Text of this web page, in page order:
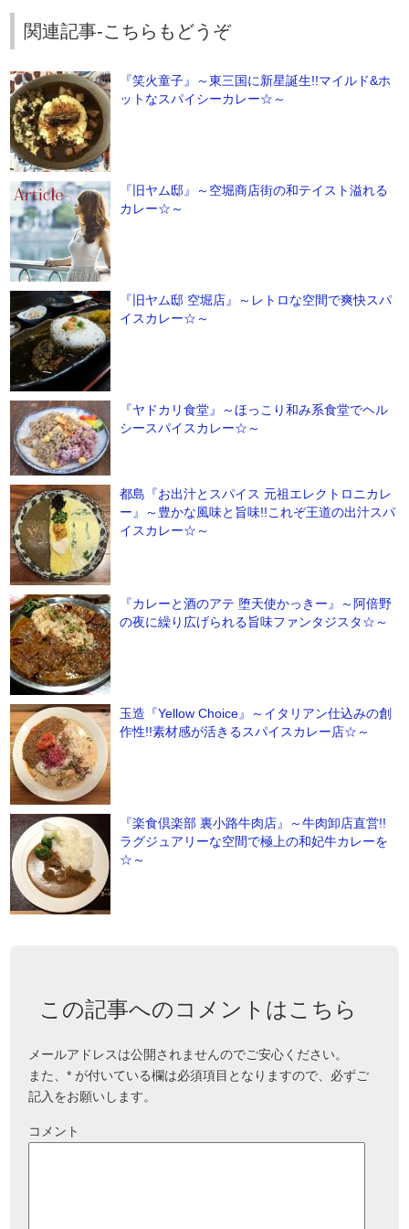
関連記事-こちらもどうぞ
『笑火童子』～東三国に新星誕生!!マイルド&ホ
ットなスパイシーカレー☆～
『旧ヤム邸』～空堀商店街の和テイスト溢れる
カレー☆～
『旧ヤム邸 空堀店』～レトロな空間で爽快スパ
イスカレー☆～
『ヤドカリ食堂』～ほっこり和み系食堂でヘル
シースパイスカレー☆～
都島『お出汁とスパイス 元祖エレクトロニカレ
ー』～豊かな風味と旨味!!これぞ王道の出汁スパ
イスカレー☆～
『カレーと酒のアテ 堕天使かっきー』～阿倍野
の夜に繰り広げられる旨味ファンタジスタ☆～
玉造『Yellow Choice』～イタリアン仕込みの創
作性!!素材感が活きるスパイスカレー店☆～
『楽食倶楽部 裏小路牛肉店』～牛肉卸店直営!!
ラグジュアリーな空間で極上の和妃牛カレーを
☆～
この記事へのコメントはこちら
メールアドレスは公開されませんのでご安心ください。
また、* が付いている欄は必須項目となりますので、必ずご
記入をお願いします。
コメント